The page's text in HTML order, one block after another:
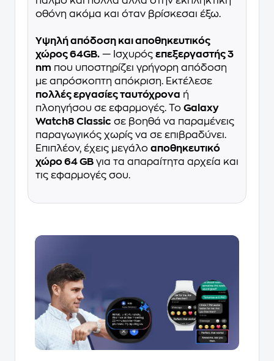
οθόνη ακόμα και όταν βρίσκεσαι έξω.
Υψηλή απόδοση και αποθηκευτικός
χώρος 64GB. — Iσχυρός επεξεργαστής 3
nm που υποστηρίζει γρήγορη απόδοση
με απρόσκοπτη απόκριση. Εκτέλεσε
πολλές εργασίες ταυτόχρονα ή
πλοηγήσου σε εφαρμογές. Το Galaxy
Watch8 Classic σε βοηθά να παραμένεις
παραγωγικός χωρίς να σε επιβραδύνει.
Επιπλέον, έχεις μεγάλο αποθηκευτικό
χώρο 64 GB για τα απαραίτητα αρχεία και
τις εφαρμογές σου.